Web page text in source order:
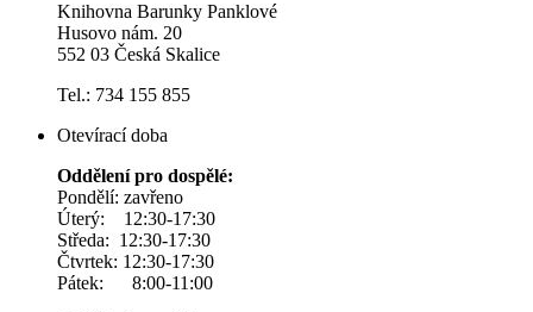
Knihovna Barunky Panklové
Husovo nám. 20
552 03 Česká Skalice
Tel.: 734 155 855
Otevírací doba
Oddělení pro dospělé:
Pondělí: zavřeno
Úterý: 12:30-17:30
Středa: 12:30-17:30
Čtvrtek: 12:30-17:30
Pátek: 8:00-11:00